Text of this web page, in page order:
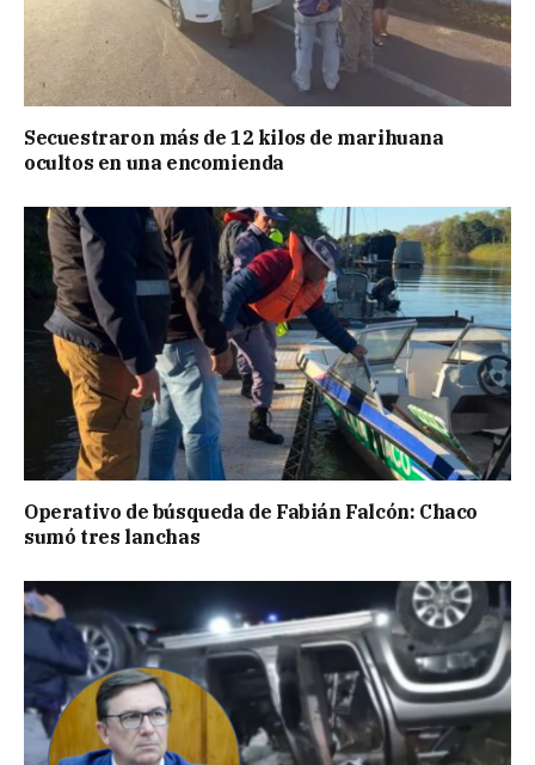
Secuestraron más de 12 kilos de marihuana
ocultos en una encomienda
Operativo de búsqueda de Fabián Falcón: Chaco
sumó tres lanchas